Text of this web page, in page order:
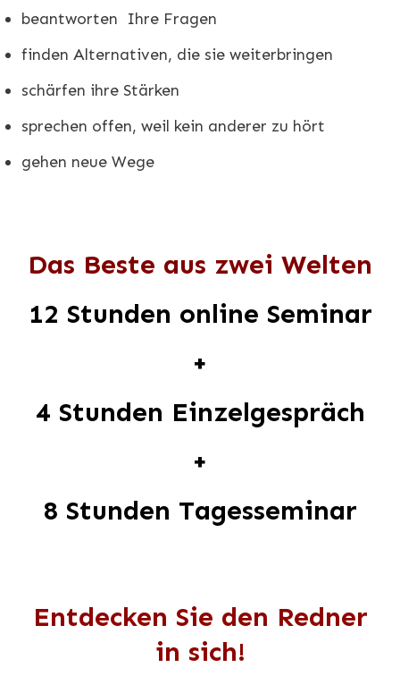
beantworten Ihre Fragen
finden Alternativen, die sie weiterbringen
schärfen ihre Stärken
sprechen offen, weil kein anderer zu hört
gehen neue Wege
Das Beste aus zwei Welten
12 Stunden online Seminar
+
4 Stunden Einzelgespräch
+
8 Stunden Tagesseminar
Entdecken Sie den Redner
in sich!